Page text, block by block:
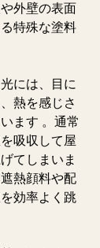
外壁の表面
特殊な塗料
には、目に
熱を感じさ
ます 。通常
吸収して屋
てしまいま
熱顔料や配
効率よく跳